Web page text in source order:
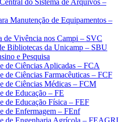
do Sistema de Arquivos –
Manutenção de Equipamentos –
de Vivência nos Campi – SVC
Bibliotecas da Unicamp – SBU
e Pesquisa
de Ciências Aplicadas – FCA
de Ciências Farmacêuticas – FCF
de Ciências Médicas – FCM
de Educação – FE
de Educação Física – FEF
de Enfermagem – FEnf
de Engenharia Agrícola – FEAGRI